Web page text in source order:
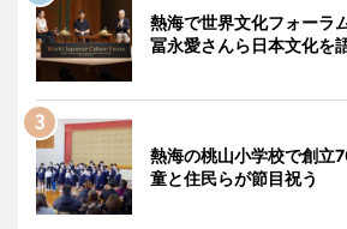
熱海で世界文化フォー
冨永愛さんら日本文化を
熱海の桃山小学校で創
童と住民らが節目祝う